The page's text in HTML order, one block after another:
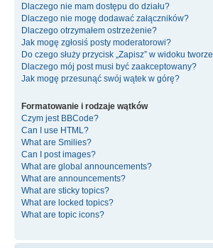
Dlaczego nie mam dostępu do działu?
Dlaczego nie mogę dodawać załączników?
Dlaczego otrzymałem ostrzeżenie?
Jak mogę zgłosiś posty moderatorowi?
Do czego służy przycisk „Zapisz” w widoku
Dlaczego mój post musi być zaakceptowany?
Jak mogę przesunąć swój wątek w górę?
Formatowanie i rodzaje wątków
Czym jest BBCode?
Can I use HTML?
What are Smilies?
Can I post images?
What are global announcements?
What are announcements?
What are sticky topics?
What are locked topics?
What are topic icons?